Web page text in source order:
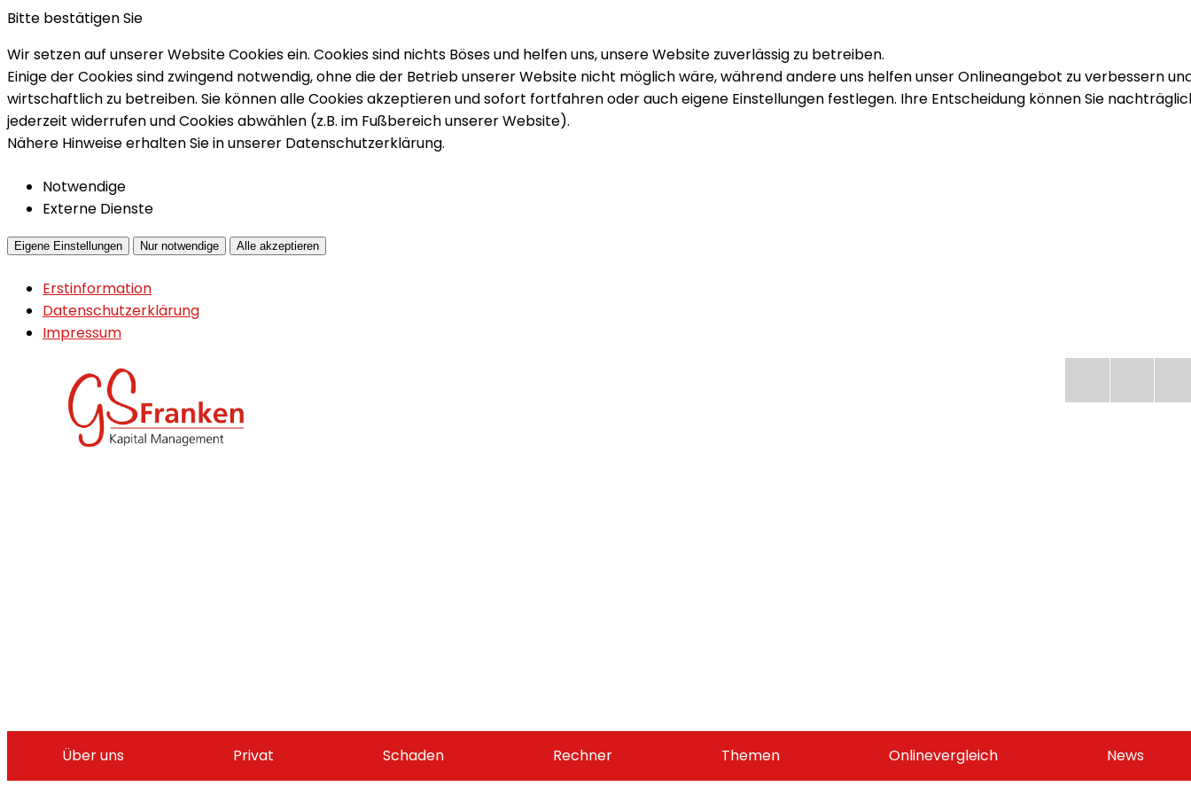
Bitte bestätigen Sie
Wir setzen auf unserer Website Cookies ein. Cookies sind nichts Böses und helfen uns, unsere Website zuverlässig zu betreiben.
Einige der Cookies sind zwingend notwendig, ohne die der Betrieb unserer Website nicht möglich wäre, während andere uns helfen unser Onlineangebot zu verbessern
wirtschaftlich zu betreiben. Sie können alle Cookies akzeptieren und sofort fortfahren oder auch eigene Einstellungen festlegen. Ihre Entscheidung können Sie
jederzeit widerrufen und Cookies abwählen (z.B. im Fußbereich unserer Website).
Nähere Hinweise erhalten Sie in unserer Datenschutzerklärung.
Notwendige
Externe Dienste
Eigene Einstellungen Nur notwendige Alle akzeptieren
Erstinformation
Datenschutzerklärung
Impressum
Über uns Privat Schaden Rechner Themen Onlinevergleich News